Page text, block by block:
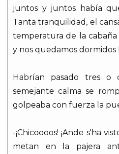
juntos y juntos había
Tanta tranquilidad, el
temperatura de la
y nos quedamos dormidos
Habrían pasado tres o
semejante calma se
golpeaba con fuerza la
-¡Chicoooos! ¡Ande s'ha
metan en la pajera